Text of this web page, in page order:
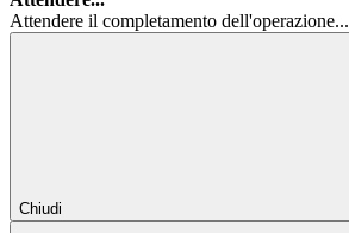
Attendere il completamento dell'operazione...
Chiudi